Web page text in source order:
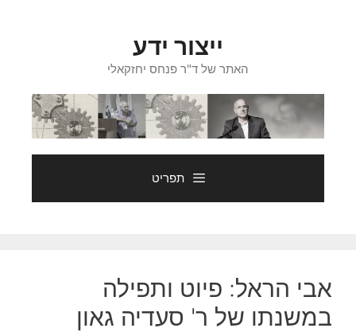
ייצור ידע
האתר של ד"ר פנחס יחזקאלי
תפריט
אבי הראל: פיוט ותפילה
במשנתו של ר' סעדיה גאון